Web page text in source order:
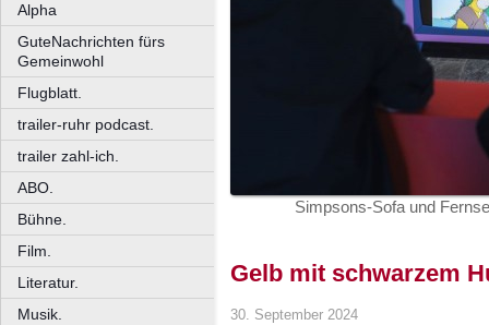
Alpha
GuteNachrichten fürs
Gemeinwohl
Flugblatt.
trailer-ruhr podcast.
trailer zahl-ich.
ABO.
Bühne.
Film.
Literatur.
Musik.
Simpsons-Sofa und
Gelb mit schwarzem
30. September 2024